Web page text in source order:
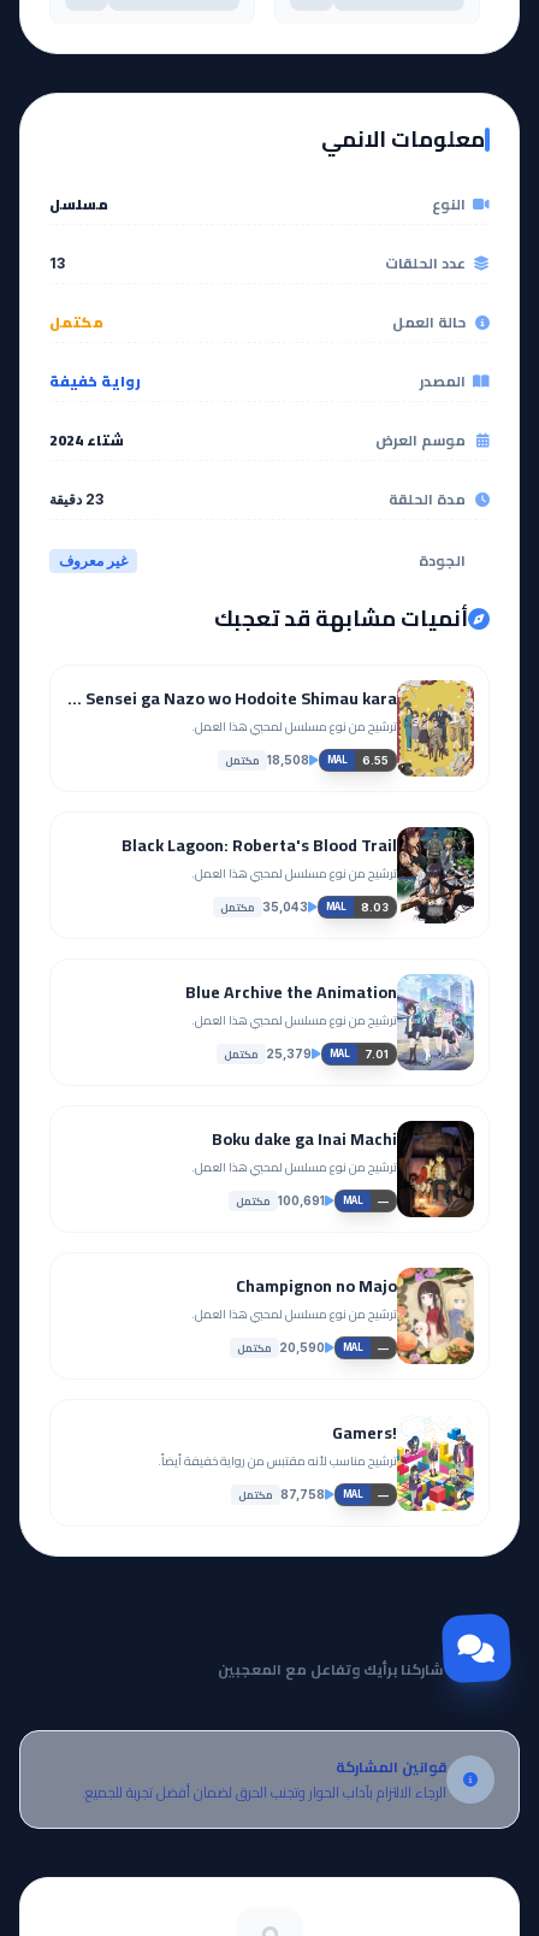
مشاهدة
معلومات الانمي
النوع مسلسل
عدد الحلقات 13
حالة العمل مكتمل
المصدر رواية خفيفة
موسم العرض شتاء 2024
مدة الحلقة 23 دقيقة
الجودة غير معروف
أنميات مشابهة قد تعجبك
Chuuzenji-sensei Mononoke Kougiroku: Sensei ga Nazo wo Hodoite Shimau kara.
ترشيح من نوع مسلسل لمحبي هذا العمل.
MAL 6.55
18,508 مكتمل
Black Lagoon: Roberta's Blood Trail
ترشيح من نوع مسلسل لمحبي هذا العمل.
MAL 8.03
35,043 مكتمل
Blue Archive the Animation
ترشيح من نوع مسلسل لمحبي هذا العمل.
MAL 7.01
25,379 مكتمل
Boku dake ga Inai Machi
ترشيح من نوع مسلسل لمحبي هذا العمل.
MAL —
100,691 مكتمل
Champignon no Majo
ترشيح من نوع مسلسل لمحبي هذا العمل.
MAL —
20,590 مكتمل
!Gamers
ترشيح مناسب لأنه مقتبس من رواية خفيفة أيضاً.
MAL —
87,758 مكتمل
مجتمع Otanyuu
شاركنا برأيك وتفاعل مع المعجبين
قوانين المشاركة
الرجاء الالتزام بآداب الحوار وتجنب الحرق لضمان أفضل تجربة للجميع.